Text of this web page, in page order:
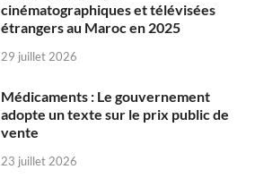
cinématographiques et télévisées
étrangers au Maroc en 2025
29 juillet 2026
Médicaments : Le gouvernement
adopte un texte sur le prix public de
vente
23 juillet 2026